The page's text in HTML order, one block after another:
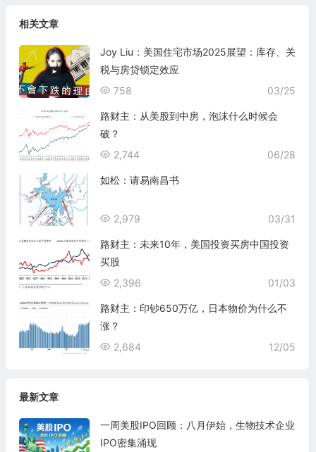
相关文章
Joy Liu：美国住宅市场2025展望：库存、关
税与房贷锁定效应
03/25
758
路财主：从美股到中房，泡沫什么时候会
破？
06/28
2,744
如松：请易南昌书
03/31
2,979
路财主：未来10年，美国投资买房中国投资
买股
01/03
2,396
路财主：印钞650万亿，日本物价为什么不
涨？
12/05
2,684
最新文章
一周美股IPO回顾：八月伊始，生物技术企业
IPO密集涌现